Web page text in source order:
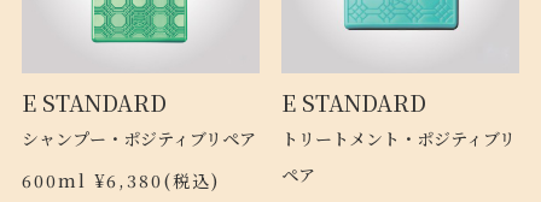
E STANDARD
シャンプー・ポジティブリペア
600ml ¥6,380(税込)
E STANDARD
トリートメント・ポジティブリ
ペア